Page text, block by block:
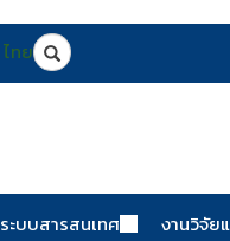
ไทยSearch
ระบบสารสนเทศ งานวิจัย